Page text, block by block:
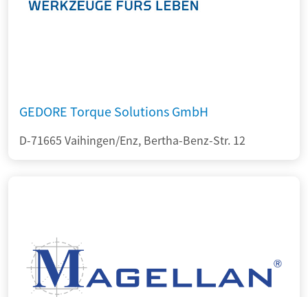
GEDORE Torque Solutions GmbH
D-71665 Vaihingen/Enz, Bertha-Benz-Str. 12